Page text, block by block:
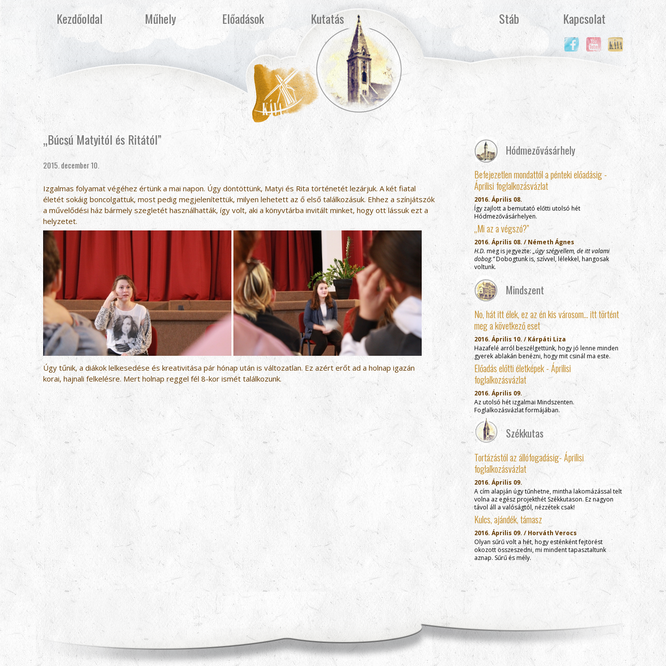
Kezdőoldal Műhely Előadások Kutatás Stáb Kapcsolat
„Búcsú Matyitól és Ritától”
2015. december 10.
Izgalmas folyamat végéhez értünk a mai napon. Úgy döntöttünk, Matyi és Rita történetét lezárjuk. A két fiatal
életét sokáig boncolgattuk, most pedig megjelenítettük, milyen lehetett az ő első találkozásuk. Ehhez a színjátszók
a művelődési ház bármely szegletét használhatták, így volt, aki a könyvtárba invitált minket, hogy ott lássuk ezt a
helyzetet.
Úgy tűnik, a diákok lelkesedése és kreativitása pár hónap után is változatlan. Ez azért erőt ad a holnap igazán
korai, hajnali felkelésre. Mert holnap reggel fél 8-kor ismét találkozunk.
Hódmezővásárhely
Befejezetlen mondattól a pénteki előadásig -
Áprilisi foglalkozásvázlat
2016. Április 08.
Így zajlott a bemutató előtti utolsó hét
Hódmezővásárhelyen.
„Mi az a végszó?”
2016. Április 08. / Németh Ágnes
H.D. meg is jegyezte: „úgy szégyellem, de itt valami
dobog.”Dobogtunk is, szívvel, lélekkel, hangosak
voltunk.
Mindszent
No, hát itt élek, ez az én kis városom… itt történt
meg a következő eset
2016. Április 10. / Kárpáti Liza
Hazafelé arról beszélgettünk, hogy jó lenne minden
gyerek ablakán benézni, hogy mit csinál ma este.
Előadás előtti életképek - Áprilisi
foglalkozásvázlat
2016. Április 09.
Az utolsó hét izgalmai Mindszenten.
Foglalkozásvázlat formájában.
Székkutas
Tortázástól az állófogadásig- Áprilisi
foglalkozásvázlat
2016. Április 09.
A cím alapján úgy tűnhetne, mintha lakomázással telt
volna az egész projekthét Székkutason. Ez nagyon
távol áll a valóságtól, nézzétek csak!
Kulcs, ajándék, támasz
2016. Április 09. / Horváth Verocs
Olyan sűrű volt a hét, hogy esténként fejtörést
okozott összeszedni, mi mindent tapasztaltunk
aznap. Sűrű és mély.